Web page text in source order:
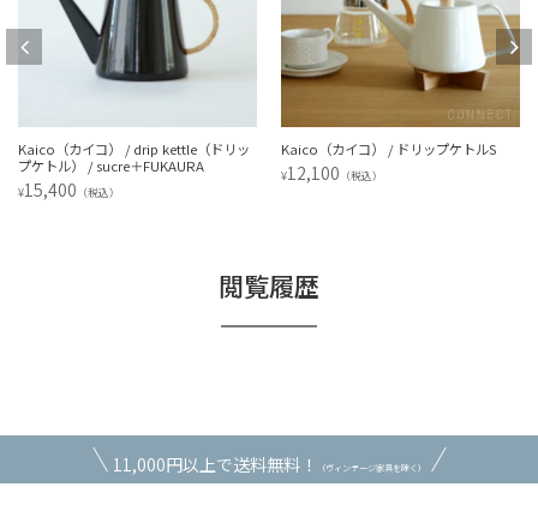
Kaico（カイコ） / drip kettle（ドリッ
プケトル） / sucre＋FUKAURA
¥15,400 （税込）
Kaico（カイコ） / ドリップケトルS
¥12,100 （税込）
閲覧履歴
11,000円以上で送料無料！ （ヴィンテージ家具を除く）